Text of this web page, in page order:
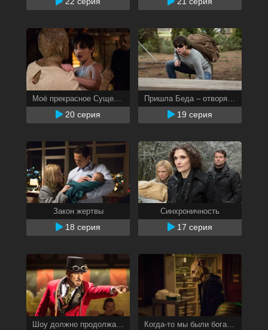
20 серия 19 серия
Закон жертвы
18 серия
Синхроничность
17 серия
Шоу должно продолжаться Когда-то мы были богами